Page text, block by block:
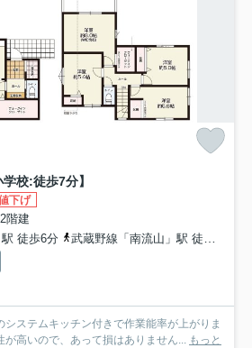
校:徒歩7分】
下げ
階建
徒歩6分
武蔵野線「南流山」駅 徒歩15分
ステムキッチン付きで作業能率が上がりま
が高いので、あって損はありません... もっと